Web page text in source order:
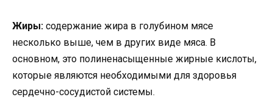
Жиры: содержание жира в голубином мясе
несколько выше, чем в других виде мяса. В
основном, это полиненасыщенные жирные кислоты,
которые являются необходимыми для здоровья
сердечно-сосудистой системы.